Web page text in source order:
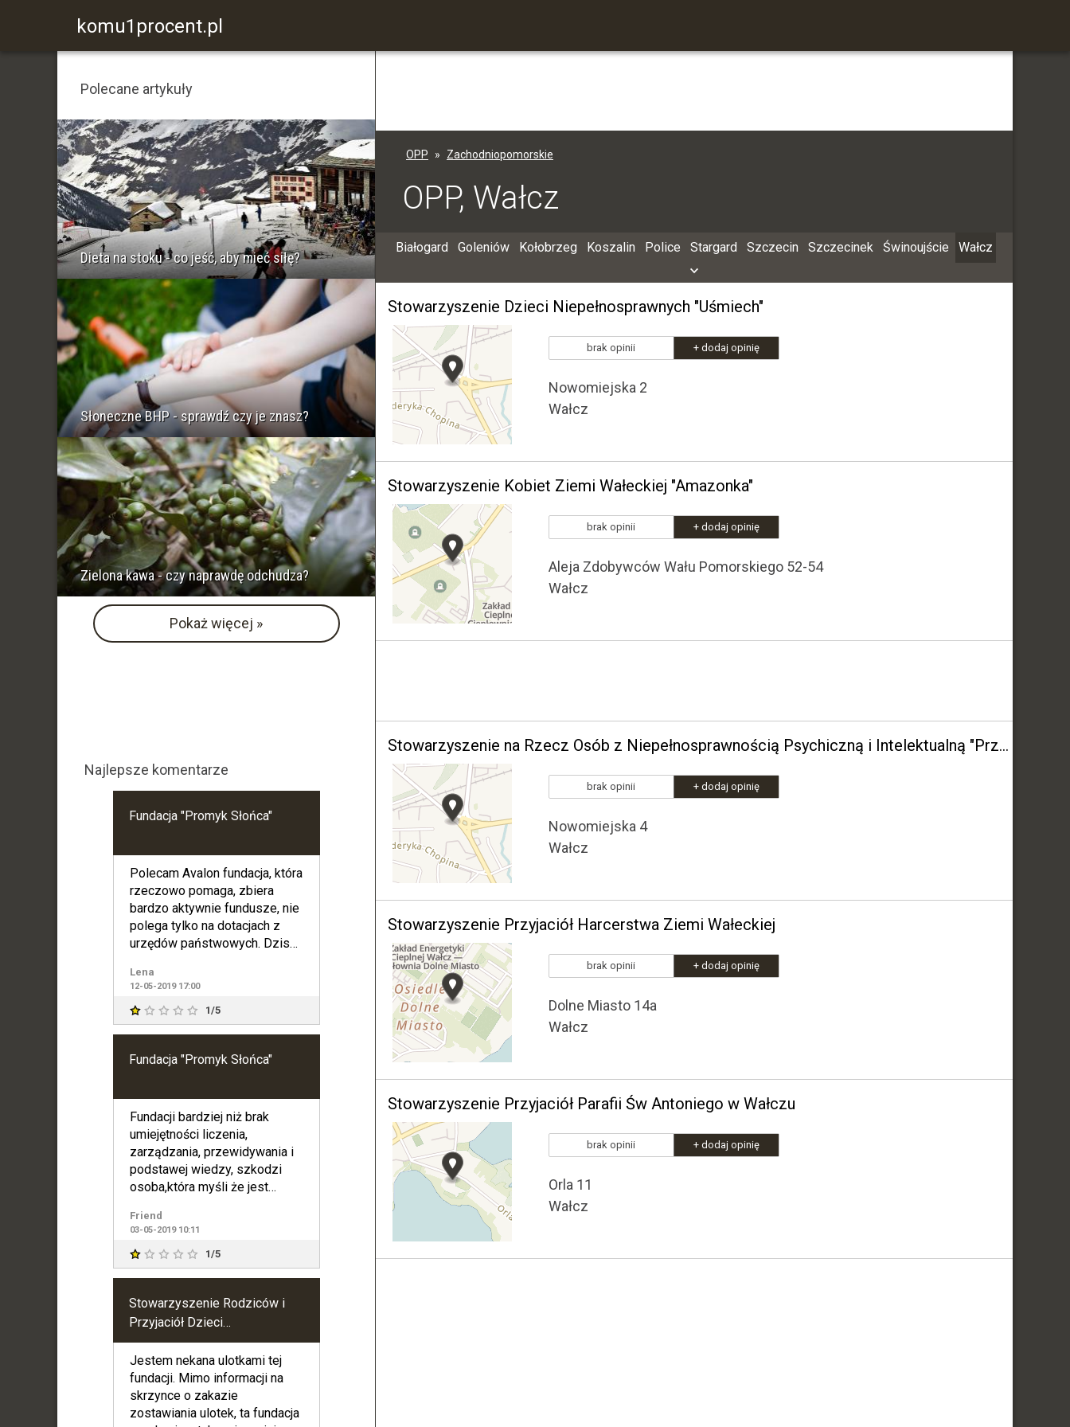
komu1procent.pl
OPP Zachodniopomorskie
OPP, Wałcz
Białogard Goleniów Kołobrzeg Koszalin Police Stargard Szczecin Szczecinek Świnoujście Wałcz
Stowarzyszenie Dzieci Niepełnosprawnych "Uśmiech"
brak opinii + dodaj opinię
Nowomiejska 2
Wałcz
Stowarzyszenie Kobiet Ziemi Wałeckiej "Amazonka"
brak opinii + dodaj opinię
Aleja Zdobywców Wału Pomorskiego 52-54
Wałcz
Stowarzyszenie na Rzecz Osób z Niepełnosprawnością Psychiczną i Intelektualną "Przyjazny Dom"
brak opinii + dodaj opinię
Nowomiejska 4
Wałcz
Stowarzyszenie Przyjaciół Harcerstwa Ziemi Wałeckiej
brak opinii + dodaj opinię
Dolne Miasto 14a
Wałcz
Stowarzyszenie Przyjaciół Parafii Św Antoniego w Wałczu
brak opinii + dodaj opinię
Orla 11
Wałcz
Polecane artykuły
Dieta na stoku - co jeść, aby mieć siłę?
Słoneczne BHP - sprawdź czy je znasz?
Zielona kawa - czy naprawdę odchudza?
Pokaż więcej »
Najlepsze komentarze
Fundacja "Promyk Słońca"
Polecam Avalon fundacja, która
rzeczowo pomaga, zbiera
bardzo aktywnie fundusze, nie
polega tylko na dotacjach z
urzędów państwowych. Dzis
Lena
12-05-2019 17:00
1/5
Fundacja "Promyk Słońca"
Fundacji bardziej niż brak
umiejętności liczenia,
zarządzania, przewidywania i
podstawej wiedzy, szkodzi
osoba,która myśli że jest
Friend
03-05-2019 10:11
1/5
Stowarzyszenie Rodziców i
Przyjaciół Dzieci
Niepełnosprawnych "Nadzieja"
w Tłuszczu
Jestem nekana ulotkami tej
fundacji. Mimo informacji na
skrzynce o zakazie
zostawiania ulotek, ta fundacja